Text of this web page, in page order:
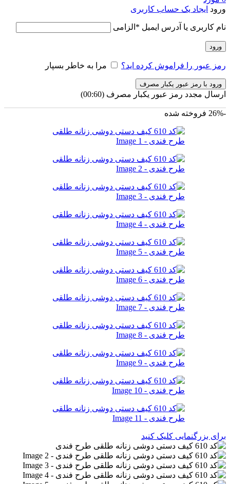
ورود ایجاد یک حساب کاربری
نام کاربری یا آدرس ایمیل * الزامی
ورود
رمز عبور را فراموش کرده اید؟ مرا به خاطر بسپار
ورود با رمز عبور یکبار مصرف
ارسال مجدد رمز عبور یکبار مصرف (00:
60
)
-26% فروخته شده
برای بزرگنمایی کلیک کنید